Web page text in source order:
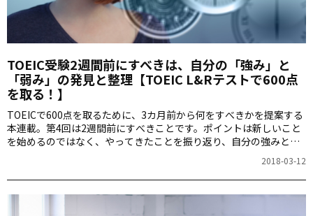
TOEIC受験2週間前にすべきは、自分の「強み」と
「弱み」の発見と整理【TOEIC L&Rテストで600点
を取る！】
TOEICで600点を取るために、3カ月前から何をすべきかを提案する
本連載。第4回は2週間前にすべきことです。ポイントは新しいこと
を始めるのではなく、やってきたことを振り返り、自分の強みと弱
2018-03-12